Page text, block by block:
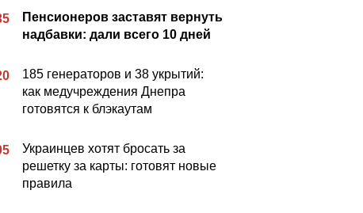
Пенсионеров заставят вернуть
надбавки: дали всего 10 дней
185 генераторов и 38 укрытий:
как медучреждения Днепра
готовятся к блэкаутам
Украинцев хотят бросать за
решетку за карты: готовят новые
правила